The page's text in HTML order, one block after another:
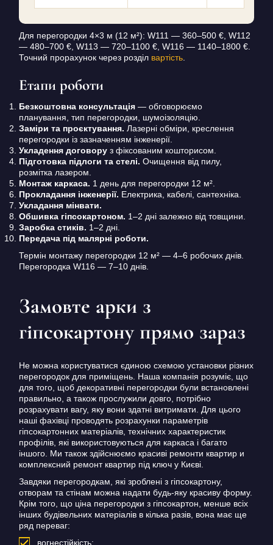
Для перегородки 4×3 м (12 м²): W111 — 360–500 €, W112
— 480–700 €, W113 — 720–1100 €, W116 — 1140–1800 €.
Точний прорахунок через розділ вартість.
Етапи роботи
Безкоштовна консультація— обговорюємо
планування, тип перегородки, шумоізоляцію.
Заміри та проєктування. Лазерні обміри, креслення
перегородки із зазначенням інженерії.
Укладення договоруз фіксованим кошторисом.
Підготовка підлоги та стелі. Очищення від пилу,
розмітка лазером.
Монтаж каркаса. 1 день для перегородки 12 м².
Прокладання інженерії. Електрика, кабелі, сантехніка.
Укладання мінвати.
Обшивка гіпсокартоном. 1–2 дні залежно від товщини.
Заробка стиків. 1–2 дні.
Передача під малярні роботи.
Термін монтажу перегородки 12 м² — 4–6 робочих днів.
Перегородка W116 — 7–10 днів.
Замовте арки з
гіпсокартону прямо зараз
Не можна користуватися єдиною схемою установки різних
перегородок для приміщень. Наша компанія розуміє, що
для того, щоб декоративні перегородки були встановлені
правильно, а також прослужили довго, потрібно
розрахувати вагу, яку вони здатні витримати. Для цього
наші фахівці проводять розрахунки параметрів
гіпсокартонних матеріалів, технічних характеристик
профілів, які використовуються для каркаса і багато
іншого. Ми також здійснюємо красиві ремонти квартир и
комплексний ремонт квартир під ключ у Києві.
Завдяки перегородкам, які зроблені з гіпсокартону,
отворам та стінам можна надати будь-яку красиву форму.
Крім того, що ціна перегородки з гіпсокартон, менше всіх
інших будівельних матеріалів в кілька разів, вона має ще
ряд переваг:
вогнестійкість;